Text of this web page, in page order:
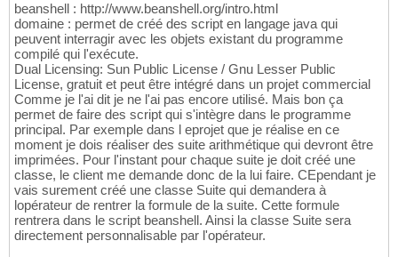
beanshell : http://www.beanshell.org/intro.html
domaine : permet de créé des script en langage java qui
peuvent interragir avec les objets existant du programme
compilé qui l'exécute.
Dual Licensing: Sun Public License / Gnu Lesser Public
License, gratuit et peut être intégré dans un projet commercial
Comme je l'ai dit je ne l'ai pas encore utilisé. Mais bon ça
permet de faire des script qui s'intègre dans le programme
principal. Par exemple dans l eprojet que je réalise en ce
moment je dois réaliser des suite arithmétique qui devront être
imprimées. Pour l'instant pour chaque suite je doit créé une
classe, le client me demande donc de la lui faire. CEpendant je
vais surement créé une classe Suite qui demandera à
lopérateur de rentrer la formule de la suite. Cette formule
rentrera dans le script beanshell. Ainsi la classe Suite sera
directement personnalisable par l'opérateur.